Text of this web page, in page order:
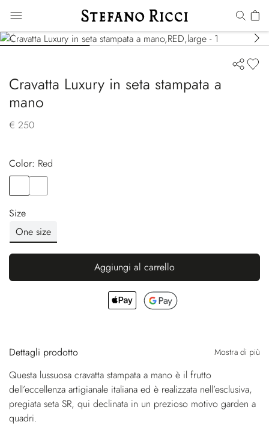
Cravatta Luxury in seta stampata a
mano
€ 250
Color:
red
Size
One size
Aggiungi al carrello
Dettagli prodotto Mostra di più
Questa lussuosa cravatta stampata a mano è il frutto
dell’eccellenza artigianale italiana ed è realizzata nell’esclusiva,
pregiata seta SR, qui declinata in un prezioso motivo garden a
quadri.